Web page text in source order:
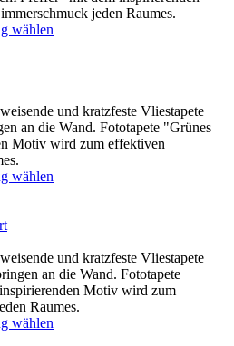
jeden Raumes.
wählen
und kratzfeste Vliestapete
an die Wand. Fototapete "Grünes
Motiv wird zum effektiven
wählen
und kratzfeste Vliestapete
an die Wand. Fototapete
Motiv wird zum
Raumes.
wählen